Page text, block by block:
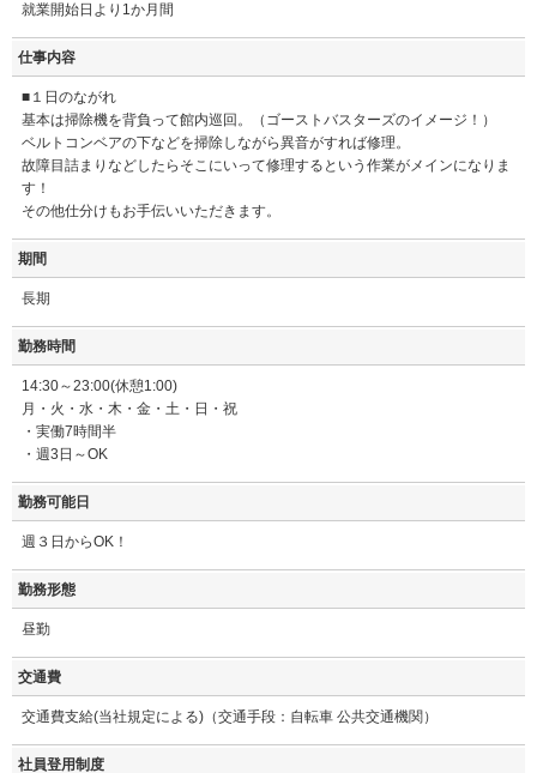
就業開始日より1か月間
仕事内容
■１日のながれ
基本は掃除機を背負って館内巡回。（ゴーストバスターズのイメージ！）
ベルトコンベアの下などを掃除しながら異音がすれば修理。
故障目詰まりなどしたらそこにいって修理するという作業がメインになりま
す！
その他仕分けもお手伝いいただきます。
期間
長期
勤務時間
14:30～23:00(休憩1:00)
月・火・水・木・金・土・日・祝
・実働7時間半
・週3日～OK
勤務可能日
週３日からOK！
勤務形態
昼勤
交通費
交通費支給(当社規定による)（交通手段：自転車 公共交通機関）
社員登用制度